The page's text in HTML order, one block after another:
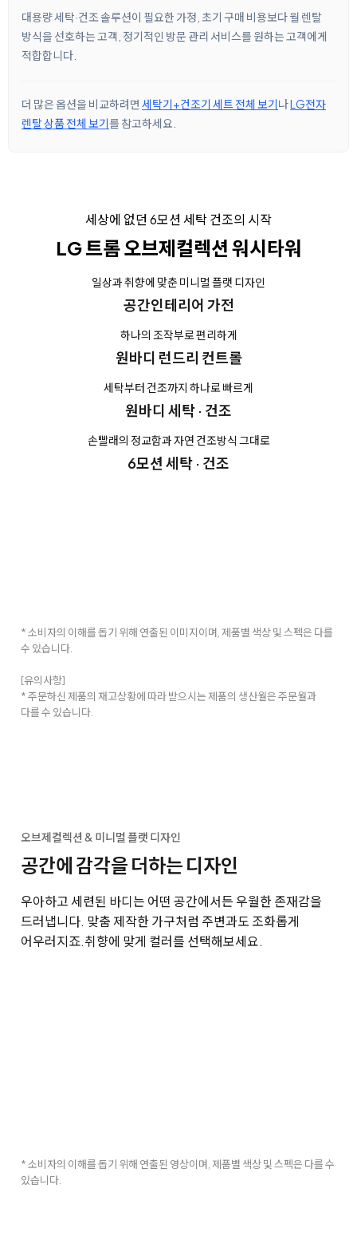
대용량 세탁·건조 솔루션이 필요한 가정, 초기 구매 비용보다 월 렌탈
방식을 선호하는 고객, 정기적인 방문 관리 서비스를 원하는 고객에게
적합합니다.
더 많은 옵션을 비교하려면 세탁기+건조기 세트 전체 보기나LG전자
렌탈 상품 전체 보기를 참고하세요.
세상에 없던 6모션 세탁 건조의 시작
LG 트롬 오브제컬렉션 워시타워
일상과 취향에 맞춘 미니멀 플랫 디자인
공간인테리어 가전
하나의 조작부로 편리하게
원바디 런드리 컨트롤
세탁부터 건조까지 하나로 빠르게
원바디 세탁 · 건조
손빨래의 정교함과 자연 건조방식 그대로
6모션 세탁 · 건조
* 소비자의 이해를 돕기 위해 연출된 이미지이며, 제품별 색상 및 스펙은 다를
수 있습니다.
[유의사항]
* 주문하신 제품의 재고상황에 따라 받으시는 제품의 생산월은 주문월과
다를 수 있습니다.
오브제컬렉션 & 미니멀 플랫 디자인
공간에 감각을 더하는 디자인
우아하고 세련된 바디는 어떤 공간에서든 우월한 존재감을
드러냅니다. 맞춤 제작한 가구처럼 주변과도 조화롭게
어우러지죠.취향에 맞게 컬러를 선택해보세요.
* 소비자의 이해를 돕기 위해 연출된 영상이며, 제품별 색상 및 스펙은 다를 수
있습니다.